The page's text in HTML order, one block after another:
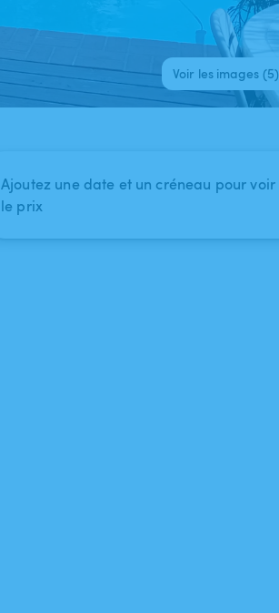
Voir les images (5)
Ajoutez une date et un créneau pour voir
le prix